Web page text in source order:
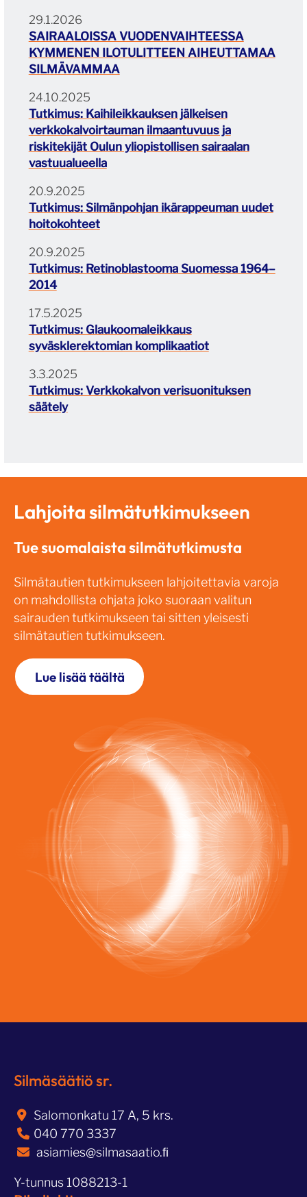
SAIRAALOISSA VUODENVAIHTEESSA
KYMMENEN ILOTULITTEEN AIHEUTTAMAA
SILMÄVAMMAA
29.1.2026
Tutkimus: Kaihileikkauksen jälkeisen
verkkokalvoirtauman ilmaantuvuus ja
riskitekijät Oulun yliopistollisen sairaalan
vastuualueella
24.10.2025
Tutkimus: Silmänpohjan ikärappeuman uudet
hoitokohteet
20.9.2025
Tutkimus: Retinoblastooma Suomessa 1964–
2014
20.9.2025
Tutkimus: Glaukoomaleikkaus
syväsklerektomian komplikaatiot
17.5.2025
Tutkimus: Verkkokalvon verisuonituksen
säätely
3.3.2025
Lahjoita silmätutkimukseen
Tue suomalaista silmätutkimusta
Silmätautien tutkimukseen lahjoitettavia varoja
on mahdollista ohjata joko suoraan valitun
sairauden tutkimukseen tai sitten yleisesti
silmätautien tutkimukseen.
Lue lisää täältä
Silmäsäätiö sr.
Salomonkatu 17 A, 5 krs.
040 770 3337
asiamies@silmasaatio.ﬁ
Y-tunnus 1088213-1